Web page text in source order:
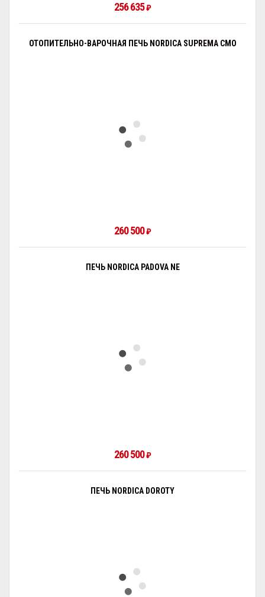
256 635₽
ОТОПИТЕЛЬНО-ВАРОЧНАЯ ПЕЧЬ NORDICA SUPREMA CMO
260 500₽
ПЕЧЬ NORDICA PADOVA NE
260 500₽
ПЕЧЬ NORDICA DOROTY